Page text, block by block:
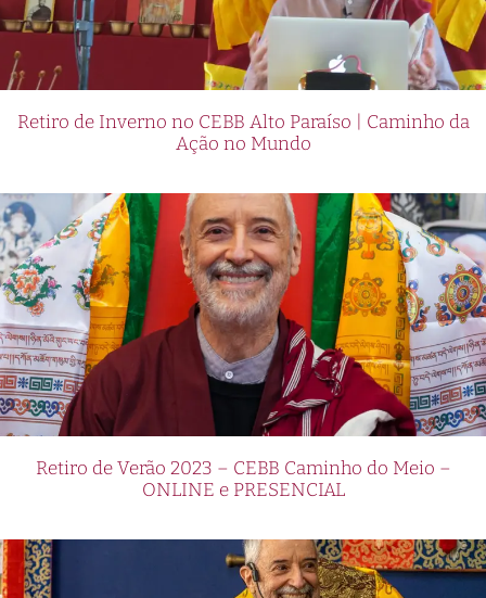
Retiro de Inverno no CEBB Alto Paraíso | Caminho da
Ação no Mundo
Retiro de Verão 2023 – CEBB Caminho do Meio –
ONLINE e PRESENCIAL